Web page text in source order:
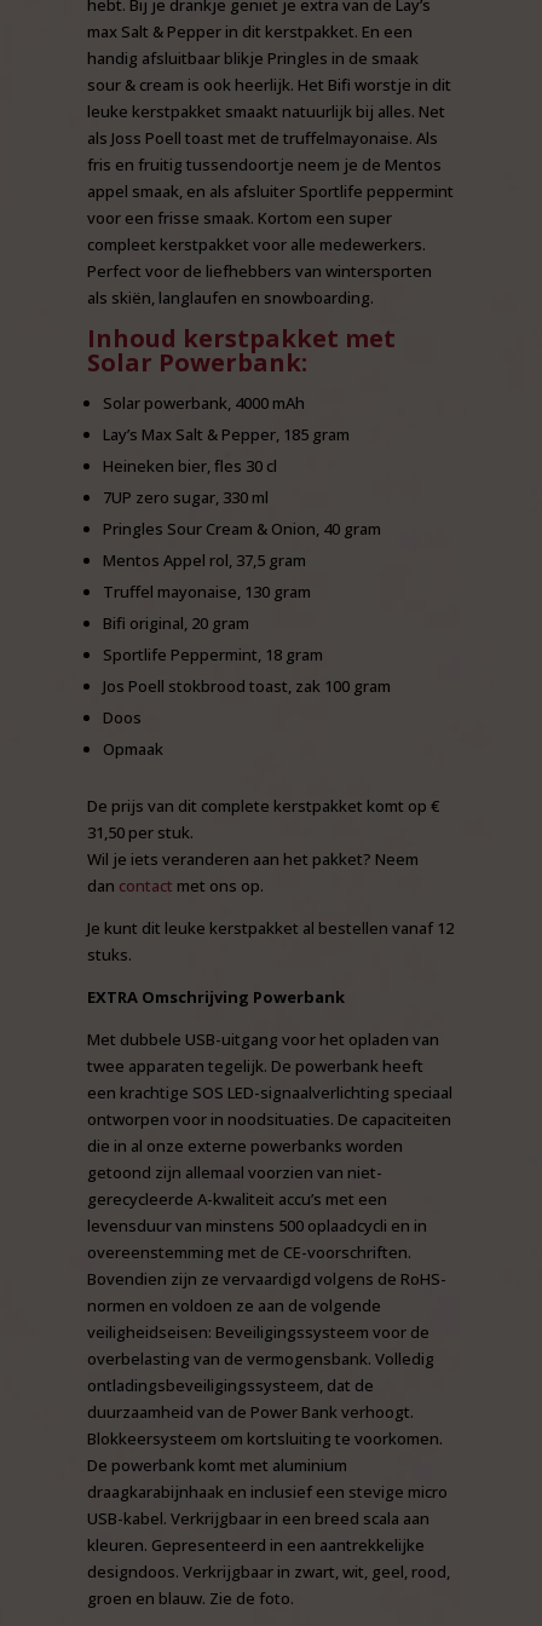
hebt. Bij je drankje geniet je extra van de Lay’s
max Salt & Pepper in dit kerstpakket. En een
handig afsluitbaar blikje Pringles in de smaak
sour & cream is ook heerlijk. Het Bifi worstje in dit
leuke kerstpakket smaakt natuurlijk bij alles. Net
als Joss Poell toast met de truffelmayonaise. Als
fris en fruitig tussendoortje neem je de Mentos
appel smaak, en als afsluiter Sportlife peppermint
voor een frisse smaak. Kortom een super
compleet kerstpakket voor alle medewerkers.
Perfect voor de liefhebbers van wintersporten
als skiën, langlaufen en snowboarding.
Inhoud kerstpakket met
Solar Powerbank:
Solar powerbank, 4000 mAh
Lay’s Max Salt & Pepper, 185 gram
Heineken bier, fles 30 cl
7UP zero sugar, 330 ml
Pringles Sour Cream & Onion, 40 gram
Mentos Appel rol, 37,5 gram
Truffel mayonaise, 130 gram
Bifi original, 20 gram
Sportlife Peppermint, 18 gram
Jos Poell stokbrood toast, zak 100 gram
Doos
Opmaak
De prijs van dit complete kerstpakket komt op €
31,50 per stuk.
Wil je iets veranderen aan het pakket? Neem
dan contact met ons op.
Je kunt dit leuke kerstpakket al bestellen vanaf 12
stuks.
EXTRA Omschrijving Powerbank
Met dubbele USB-uitgang voor het opladen van
twee apparaten tegelijk. De powerbank heeft
een krachtige SOS LED-signaalverlichting speciaal
ontworpen voor in noodsituaties. De capaciteiten
die in al onze externe powerbanks worden
getoond zijn allemaal voorzien van niet-
gerecycleerde A-kwaliteit accu’s met een
levensduur van minstens 500 oplaadcycli en in
overeenstemming met de CE-voorschriften.
Bovendien zijn ze vervaardigd volgens de RoHS-
normen en voldoen ze aan de volgende
veiligheidseisen: Beveiligingssysteem voor de
overbelasting van de vermogensbank. Volledig
ontladingsbeveiligingssysteem, dat de
duurzaamheid van de Power Bank verhoogt.
Blokkeersysteem om kortsluiting te voorkomen.
De powerbank komt met aluminium
draagkarabijnhaak en inclusief een stevige micro
USB-kabel. Verkrijgbaar in een breed scala aan
kleuren. Gepresenteerd in een aantrekkelijke
designdoos. Verkrijgbaar in zwart, wit, geel, rood,
groen en blauw. Zie de foto.